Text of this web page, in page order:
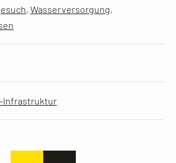
, Wasserversorgung,
Infrastruktur